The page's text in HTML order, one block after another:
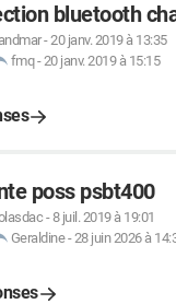
bluetooth
-20 janv. 2019 à 13:35
fmq-20 janv. 2019 à 15:15
poss psbt400
-8 juil. 2019 à 19:01
Geraldine-28 juin 2026 à